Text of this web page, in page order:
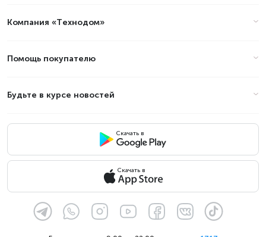
(стоимость на Август 2026)
Компания «Технодом»
Помощь покупателю
Будьте в курсе новостей
Скачать в
Скачать в